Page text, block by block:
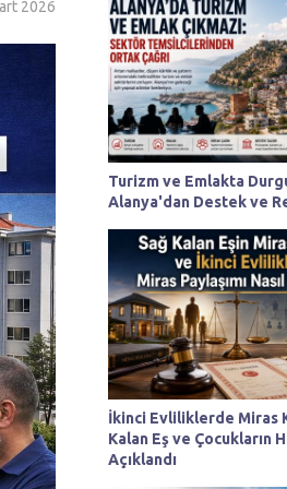
2026
Turizm ve Emlakta
Alanya'dan Destek ve
İkinci Evliliklerde Miras
Kalan Eş ve Çocukların
Açıklandı